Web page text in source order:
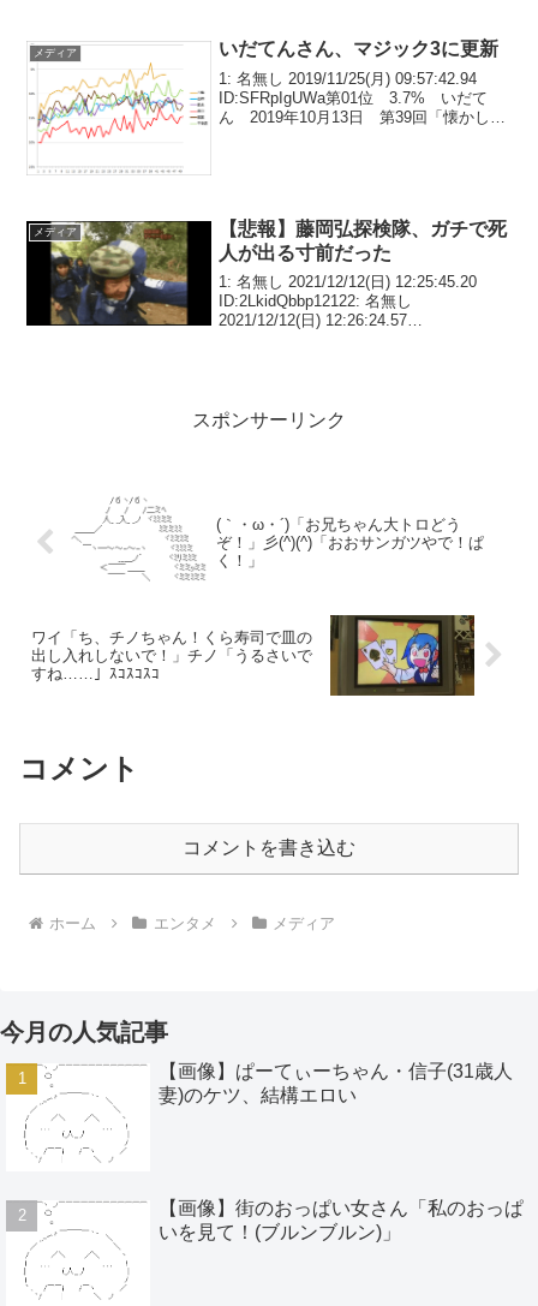
メディア いだてんさん、マジック3に更新
1: 名無し 2019/11/25(月) 09:57:42.94
ID:SFRpIgUWa第01位 3.7% いだて
ん 2019年10月13日 第39回「懐かしの
メディア
【悲報】藤岡弘探検隊、ガチで死
人が出る寸前だった
1: 名無し 2021/12/12(日) 12:25:45.20
ID:2LkidQbbp12122: 名無し
2021/12/12(日) 12:26:24.57
スポンサーリンク
(｀・ω・´)「お兄ちゃん大トロどう
ぞ！」彡(^)(^)「おおサンガツやで！ぱ
く！」
ワイ「ち、チノちゃん！くら寿司で皿の
出し入れしないで！」チノ「うるさいで
すね……」ｽｺｽｺｽｺ
コメント
コメントを書き込む
ホーム エンタメ メディア
今月の人気記事
【画像】ぱーてぃーちゃん・信子(31歳人
妻)のケツ、結構エロい
【画像】街のおっぱい女さん「私のおっぱ
いを見て！(ブルンブルン)」